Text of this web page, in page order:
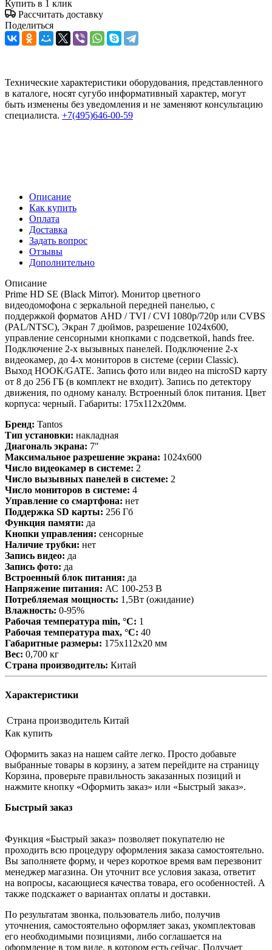
Купить в 1 клик
Рассчитать доставку
Поделиться
Технические характеристики оборудования, представленного
в каталоге, носят сугубо информативный характер, могут
быть изменены без уведомления и не заменяют консультацию
специалиста. +7(495)646-00-59
Описание
Как купить
Оплата
Доставка
Задать вопрос
Отзывы
Дополнительно
Описание
Prime HD SE (Black Mirror). Монитор цветного
видеодомофона с зеркальной передней панелью, с
поддержкой форматов AHD / TVI / CVI 1080р/720p или CVBS
(PAL/NTSC), Экран 7 дюймов, разрешение 1024х600,
управление сенсорными кнопками с подсветкой, hands free.
Подключение 2-х вызывных панелей. Подключение 2-х
видеокамер, до 4-х мониторов в системе (серии Classic).
Выход HOOK/GATE. Запись фото или видео на microSD карту
от 8 до 256 ГБ (в комплект не входит). Запись по детектору
движения, по одному каналу. Встроенный блок питания. Цвет
корпуса: черный. Габариты: 175х112х20мм.
Бренд: Tantos
Тип установки: накладная
Диагональ экрана: 7"
Максимальное разрешение экрана: 1024x600
Число видеокамер в системе: 2
Число вызывных панелей в системе: 2
Число мониторов в системе: 4
Управление со смартфона: нет
Поддержка SD карты: 256 Гб
Функция памяти: да
Кнопки управления: сенсорные
Наличие трубки: нет
Запись видео: да
Запись фото: да
Встроенный блок питания: да
Напряжение питания: АС 100-253 В
Потребляемая мощность: 1,5Вт (ожидание)
Влажность: 0-95%
Рабочая температура min, °С: 1
Рабочая температура max, °С: 40
Габаритные размеры: 175х112х20 мм
Вес: 0,700 кг
Страна производитель: Китай
Характеристики
Страна производитель Китай
Как купить
Оформить заказ на нашем сайте легко. Просто добавьте
выбранные товары в корзину, а затем перейдите на страницу
Корзина, проверьте правильность заказанных позиций и
нажмите кнопку «Оформить заказ» или «Быстрый заказ».
Быстрый заказ
Функция «Быстрый заказ» позволяет покупателю не
проходить всю процедуру оформления заказа самостоятельно.
Вы заполняете форму, и через короткое время вам перезвонит
менеджер магазина. Он уточнит все условия заказа, ответит
на вопросы, касающиеся качества товара, его особенностей. А
также подскажет о вариантах оплаты и доставки.
По результатам звонка, пользователь либо, получив
уточнения, самостоятельно оформляет заказ, укомплектовав
его необходимыми позициями, либо соглашается на
оформление в том виде, в котором есть сейчас. Получает